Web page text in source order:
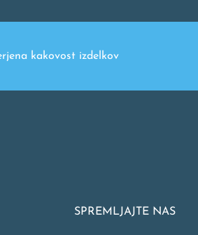
kakovost izdelkov
SPREMLJAJTE NAS